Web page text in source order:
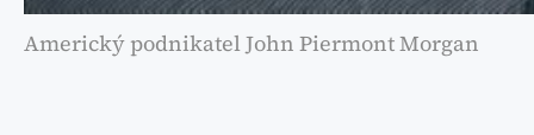
Americký podnikatel John Piermont Morgan